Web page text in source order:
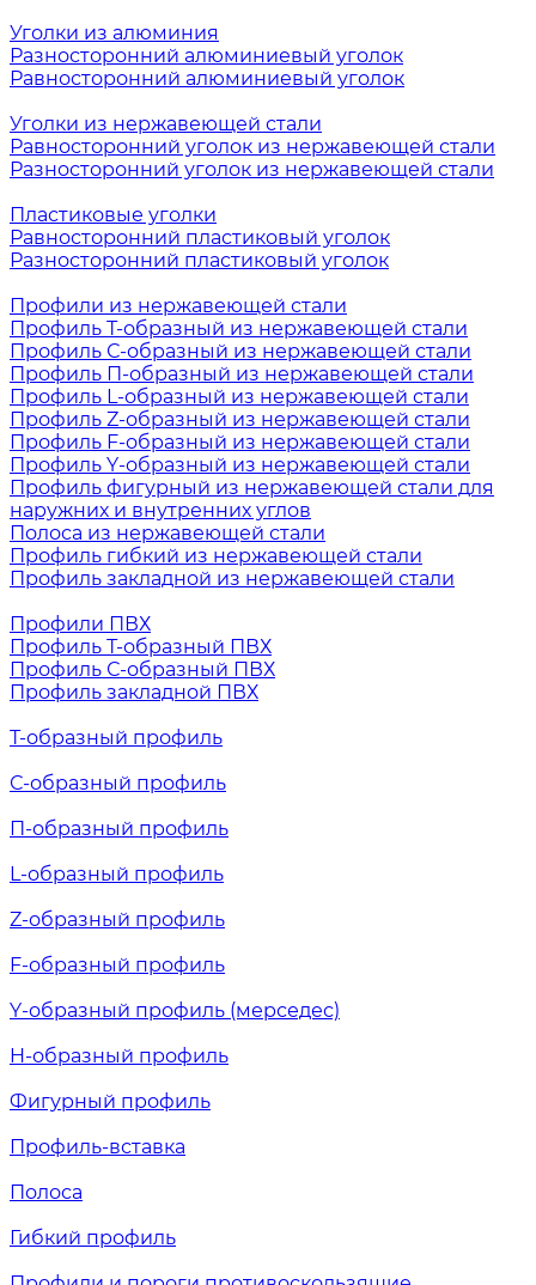
Уголки из алюминия
Разносторонний алюминиевый уголок
Равносторонний алюминиевый уголок
Уголки из нержавеющей стали
Равносторонний уголок из нержавеющей стали
Разносторонний уголок из нержавеющей стали
Пластиковые уголки
Равносторонний пластиковый уголок
Разносторонний пластиковый уголок
Профили из нержавеющей стали
Профиль Т-образный из нержавеющей стали
Профиль С-образный из нержавеющей стали
Профиль П-образный из нержавеющей стали
Профиль L-образный из нержавеющей стали
Профиль Z-образный из нержавеющей стали
Профиль F-образный из нержавеющей стали
Профиль Y-образный из нержавеющей стали
Профиль фигурный из нержавеющей стали для
наружних и внутренних углов
Полоса из нержавеющей стали
Профиль гибкий из нержавеющей стали
Профиль закладной из нержавеющей стали
Профили ПВХ
Профиль Т-образный ПВХ
Профиль С-образный ПВХ
Профиль закладной ПВХ
Т-образный профиль
С-образный профиль
П-образный профиль
L-образный профиль
Z-образный профиль
F-образный профиль
Y-образный профиль (мерседес)
H-образный профиль
Фигурный профиль
Профиль-вставка
Полоса
Гибкий профиль